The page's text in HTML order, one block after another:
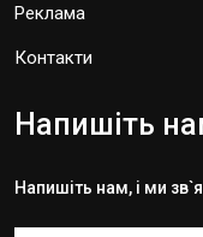
Реклама
Контакти
Напишіть
Напишіть нам, і ми